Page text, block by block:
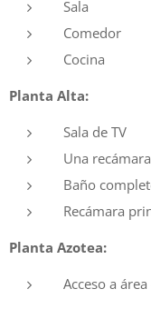
Sala
Comedor
Cocina
Planta Alta:
Sala de TV
Una recámara
Baño
Recámara
Planta Azotea:
Acceso a